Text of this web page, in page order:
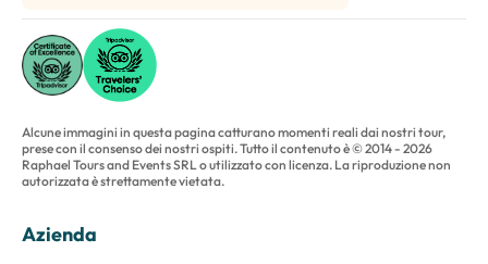
Alcune immagini in questa pagina catturano momenti reali dai nostri tour,
prese con il consenso dei nostri ospiti. Tutto il contenuto è © 2014 - 2026
Raphael Tours and Events SRL o utilizzato con licenza. La riproduzione non
autorizzata è strettamente vietata.
Azienda